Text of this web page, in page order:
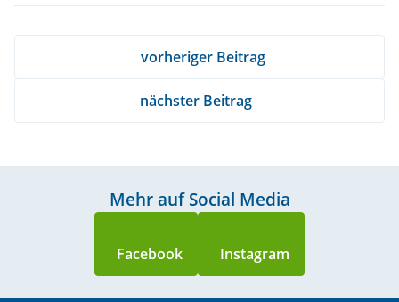
vorheriger Beitrag
nächster Beitrag
Mehr auf Social Media